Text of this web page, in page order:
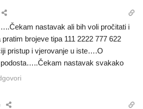
nastavak ali bih voli pročitati i
brojeve tipa 111 2222 777 622
pristup i vjerovanje u iste….O
nastavak svakako